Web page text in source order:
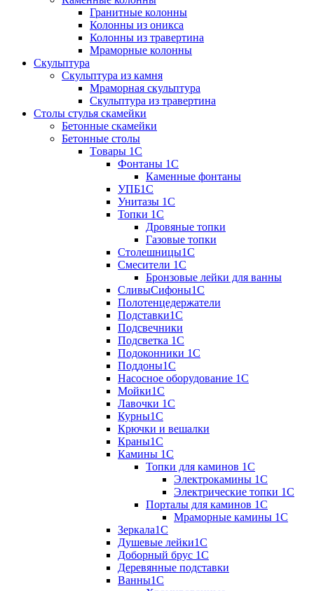
Гранитные колонны
Колонны из оникса
Колонны из травертина
Мраморные колонны
Скульптура
Скульптура из камня
Мраморная скульптура
Скульптура из травертина
Столы стулья скамейки
Бетонные скамейки
Бетонные столы
Tовары 1C
Фонтаны 1C
Каменные фонтаны
УПБ1С
Унитазы 1С
Топки 1С
Дровяные топки
Газовые топки
Столешницы1С
Смесители 1С
Бронзовые лейки для ванны
СливыСифоны1С
Полотенцедержатели
Подставки1С
Подсвечники
Подсветка 1С
Подоконники 1С
Поддоны1С
Насосное оборудование 1С
Мойки1С
Лавочки 1С
Курны1С
Крючки и вешалки
Краны1С
Камины 1C
Топки для каминов 1C
Электрокамины 1С
Электрические топки 1C
Порталы для каминов 1С
Мраморные камины 1C
Зеркала1С
Душевые лейки1С
Доборный брус 1С
Деревянные подставки
Ванны1С